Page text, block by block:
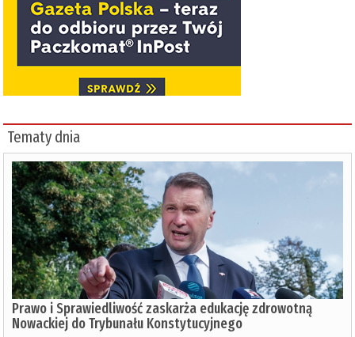
Tematy dnia
Prawo i Sprawiedliwość zaskarża edukację zdrowotną
Nowackiej do Trybunału Konstytucyjnego